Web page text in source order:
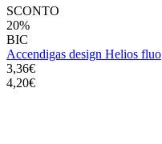
SCONTO
20%
BIC
Accendigas design Helios fluo
3,36€
4,20€